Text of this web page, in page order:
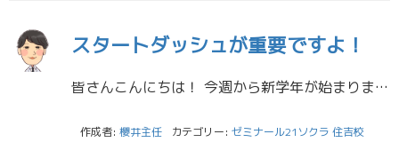
スタートダッシュが重要ですよ！
皆さんこんにちは！ 今週から新学年が始まりました！ まだ授業は少しずつ進み始めているところかなと思いますが、 来週以降は本格的に通常の時間割がスタートするのではないでしょうか？ 4月～５月の最初はゴールデンウィークもあり […]
作成者: 櫻井主任 カテゴリー: ゼミナール21ソクラ 住吉校